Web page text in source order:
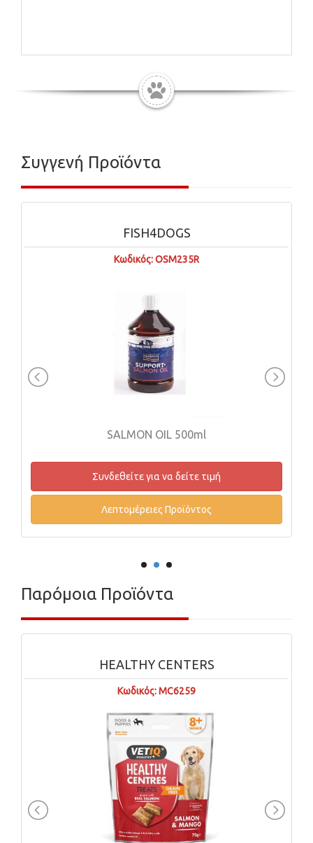
Συγγενή Προϊόντα
Κωδικός: OSM235R
SALMON OIL 500ml
Συνδεθείτε για να δείτε τιμή
Λεπτομέρειες Προϊόντος
Παρόμοια Προϊόντα
HEALTHY CENTERS
Κωδικός: MC6259